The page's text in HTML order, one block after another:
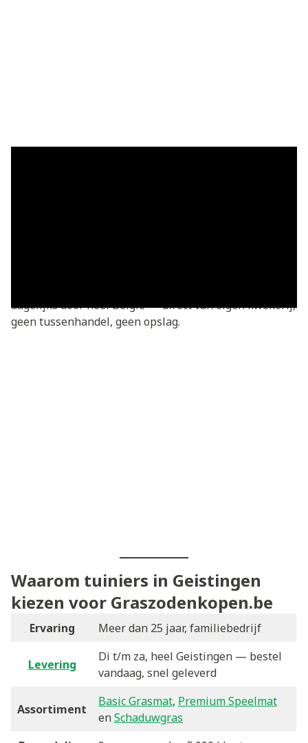
dagelijks door heel België — direct van eigen kwekerij,
geen tussenhandel, geen opslag.
Waarom tuiniers in Geistingen
kiezen voor Graszodenkopen.be
Ervaring Meer dan 25 jaar, familiebedrijf
Levering
Di t/m za, heel Geistingen — bestel
vandaag, snel geleverd
Assortiment
Basic Grasmat, Premium Speelmat
en Schaduwgras